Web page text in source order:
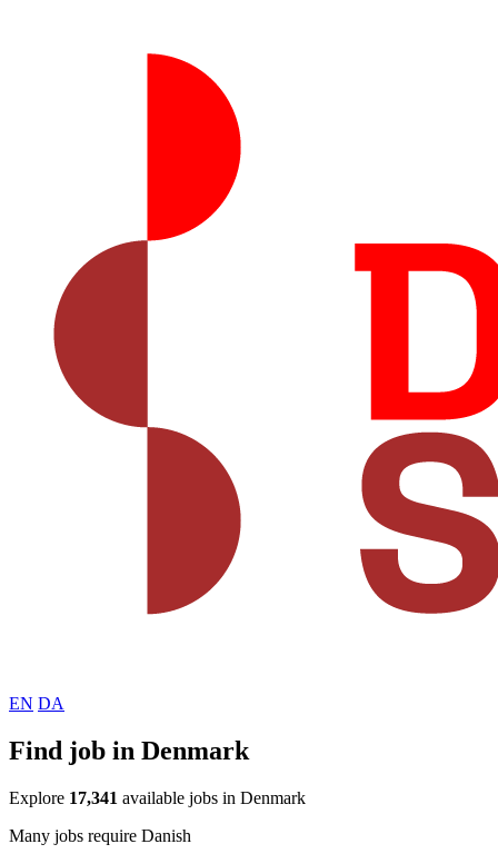
EN DA
Find job in Denmark
Explore 17,341 available jobs in Denmark
Many jobs require Danish